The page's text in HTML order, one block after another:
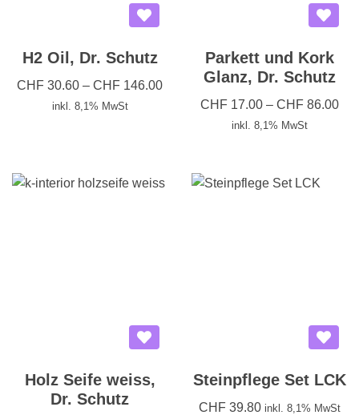
H2 Oil, Dr. Schutz
CHF 30.60 – CHF 146.00
inkl. 8,1% MwSt
Parkett und Kork
Glanz, Dr. Schutz
CHF17.00 – CHF86.00
inkl. 8,1% MwSt
Holz Seife weiss,
Dr. Schutz
Steinpflege Set LCK
CHF39.80 inkl. 8,1% MwSt